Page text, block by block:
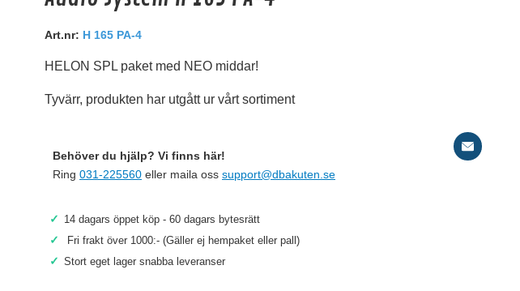
Art.nr: H 165 PA-4
HELON SPL paket med NEO middar!
Tyvärr, produkten har utgått ur vårt sortiment
Behöver du hjälp? Vi finns här!
Ring 031-225560 eller maila oss support@dbakuten.se
✓ 14 dagars öppet köp - 60 dagars bytesrätt
✓ Fri frakt över 1000:- (Gäller ej hempaket eller pall)
✓ Stort eget lager snabba leveranser